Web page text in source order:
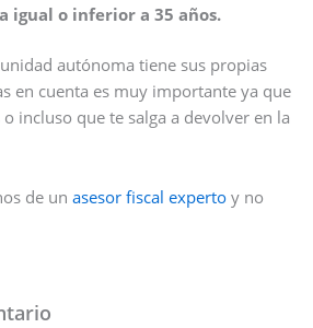
igual o inferior a 35 años.
autónoma tiene sus propias
en cuenta es muy importante ya que
incluso que te salga a devolver en la
de un asesor fiscal experto y no